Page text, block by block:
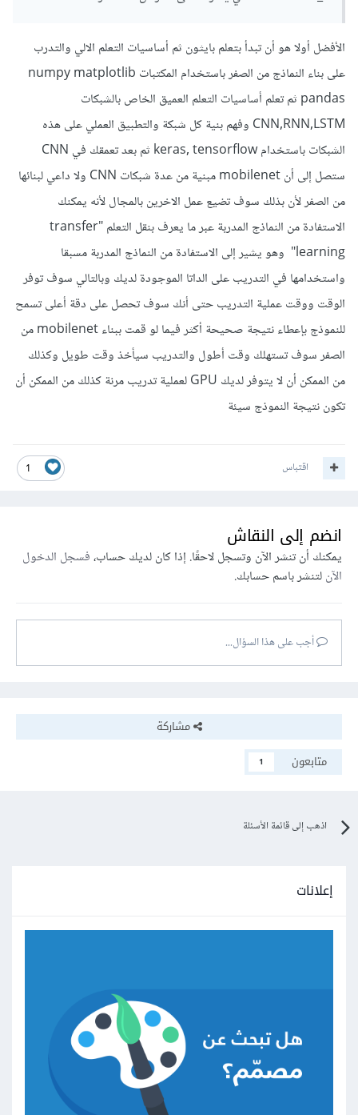
الأفضل أولا هو أن تبدأ بتعلم بايثون ثم أساسيات التعلم الالي والتدرب
على بناء النماذج من الصفر باستخدام المكتبات numpy matplotlib
pandas ثم تعلم أساسيات التعلم العميق الخاص بالشبكات
CNN,RNN,LSTM وفهم بنية كل شبكة والتطبيق العملي على هذه
الشبكات باستخدام keras, tensorflow ثم بعد تعمقك في CNN
ستصل إلى أن mobilenet مبنية من عدة شبكات CNN ولا داعي لبنائها
من الصفر لأن بذلك سوف تضيع عمل الاخرين بالمجال لأنه يمكنك
الاستفادة من النماذج المدربة عبر ما يعرف بنقل التعلم "transfer
learning" وهو يشير إلى الاستفادة من النماذج المدربة مسبقا
واستخدامها في التدريب على الداتا الموجودة لديك وبالتالي سوف توفر
الوقت ووقت عملية التدريب حتى أنك سوف تحصل على دقة أعلى تسمح
للنموذج بإعطاء نتيجة صحيحة أكثر فيما لو قمت ببناء mobilenet من
الصفر سوف تستهلك وقت أطول والتدريب سيأخذ وقت طويل وكذلك
من الممكن أن لا يتوفر لديك GPU لعملية تدريب مرنة كذلك من الممكن أن
تكون نتيجة النموذج سيئة
1 اقتباس
انضم إلى النقاش
يمكنك أن تنشر الآن وتسجل لاحقًا. إذا كان لديك حساب،فسجل الدخول
الآنلتنشر باسم حسابك.
أجب على هذا السؤال...
مشاركة
متابعون
1
اذهب إلى قائمة الأسئلة
إعلانات